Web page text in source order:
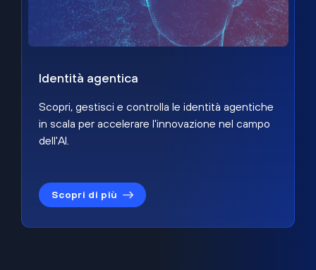
Identità agentica
Scopri, gestisci e controlla le identità agentiche
in scala per accelerare l'innovazione nel campo
dell'AI.
Scopri di più